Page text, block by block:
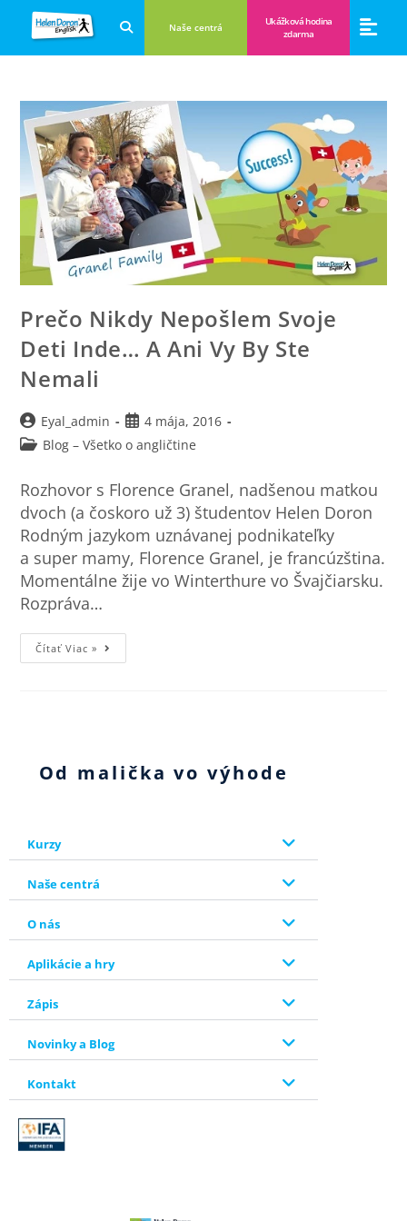
Naše centrá
Ukážková hodina
zdarma
Prečo Nikdy Nepošlem Svoje
Deti Inde… A Ani Vy By Ste
Nemali
Eyal_admin
4 mája, 2016
Blog – Všetko o angličtine
Rozhovor s Florence Granel, nadšenou matkou
dvoch (a čoskoro už 3) študentov Helen Doron
Rodným jazykom uznávanej podnikateľky
a super mamy, Florence Granel, je francúzština.
Momentálne žije vo Winterthure vo Švajčiarsku.
Rozpráva…
Čítať Viac »
Od malička vo výhode
Kurzy
Naše centrá
O nás
Aplikácie a hry
Zápis
Novinky a Blog
Kontakt